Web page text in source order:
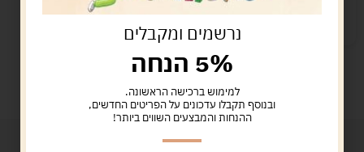
נרשמים ומקבלים
5% הנחה
למימוש ברכישה הראשונה.
ובנוסף תקבלו עדכונים על הפריטים החדשים,
ההנחות והמבצעים השווים ביותר!